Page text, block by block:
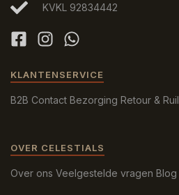
KVKL 92834442
KLANTENSERVICE
B2B Contact Bezorging Retour & Ruil
OVER CELESTIALS
Over ons Veelgestelde vragen Blog